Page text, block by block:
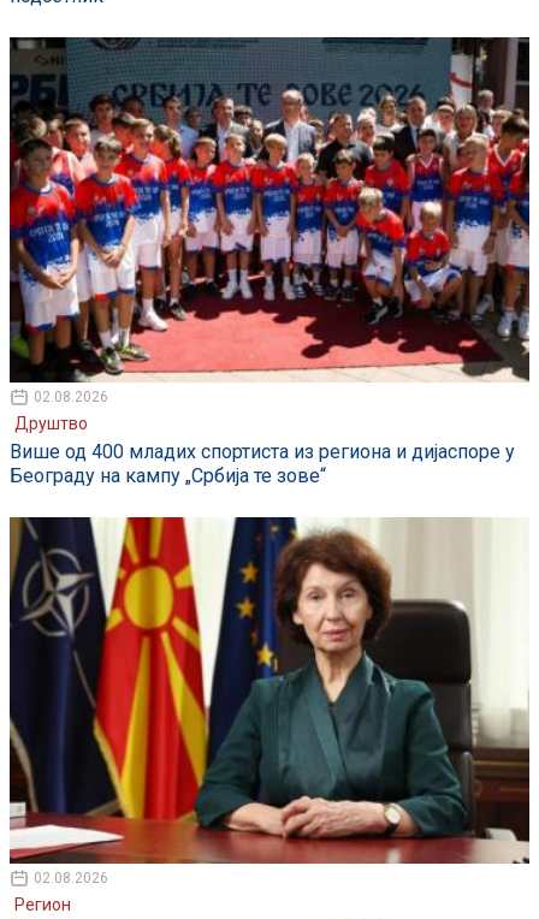
02.08.2026
Друштво
Више од 400 младих спортиста из региона и дијаспоре у
Београду на кампу „Србија те зове“
02.08.2026
Регион